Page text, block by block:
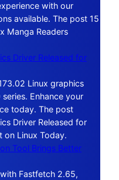
with our
available. The post 15
Manga Readers
Driver Released for
Linux graphics
Enhance your
today. The post
Driver Released for
on Linux Today.
Tool Brings Better
Fastfetch 2.65,